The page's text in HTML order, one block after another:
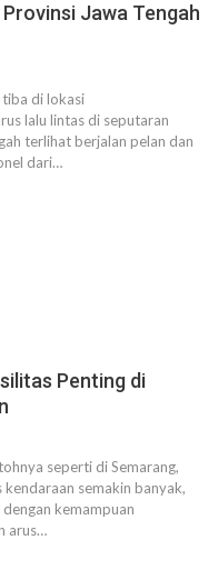
Jawa Tengah
tiba di lokasi
lalu lintas di seputaran
terlihat berjalan pelan dan
dari…
Penting di
seperti di Semarang,
kendaraan semakin banyak,
kemampuan
arus…